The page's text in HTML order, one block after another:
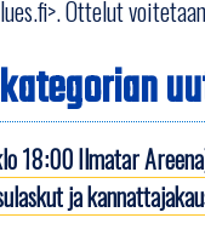
Ottelut
18:00 Ilmatar
ja